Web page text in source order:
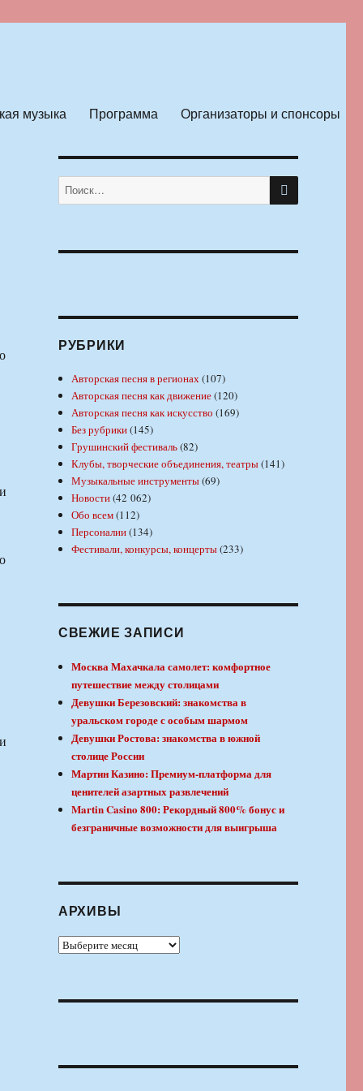
музыка Программа Организаторы и спонсоры
Искать: ПОИСК
РУБРИКИ
Авторская песня в регионах(107)
Авторская песня как движение(120)
Авторская песня как искусство (169)
Без рубрики(145)
Грушинский фестиваль(82)
Клубы, творческие объединения, театры(141)
Музыкальные инструменты(69)
Новости(42 062)
Обо всем(112)
Персоналии(134)
Фестивали, конкурсы, концерты(233)
СВЕЖИЕ ЗАПИСИ
Москва Махачкала самолет: комфортное
путешествие между столицами
Девушки Березовский: знакомства в
уральском городе с особым шармом
Девушки Ростова: знакомства в южной
столице России
Мартин Казино: Премиум-платформа для
ценителей азартных развлечений
Martin Casino 800: Рекордный 800% бонус и
безграничные возможности для выигрыша
АРХИВЫ
Архивы